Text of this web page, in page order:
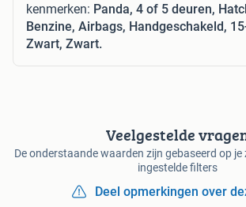
kenmerken: Panda, 4 of 5 deuren,
Benzine, Airbags, Handgeschakeld,
Zwart, Zwart.
Veelgestelde
De onderstaande waarden zijn gebaseerd op
ingestelde filters
Deel opmerkingen over